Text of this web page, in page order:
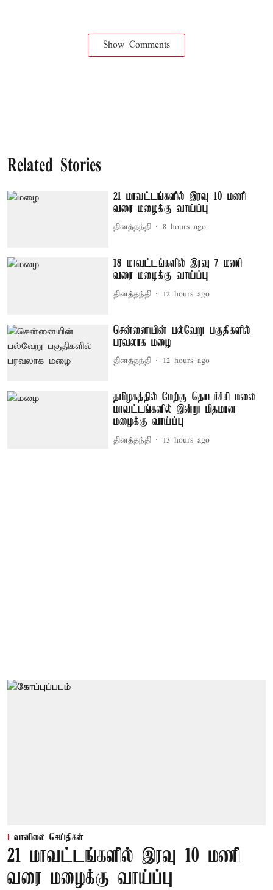
Show Comments
Related Stories
21 மாவட்டங்களில் இரவு 10 மணி
வரை மழைக்கு வாய்ப்பு
தினத்தந்தி 8 hours ago
18 மாவட்டங்களில் இரவு 7 மணி
வரை மழைக்கு வாய்ப்பு
தினத்தந்தி 12 hours ago
சென்னையின் பல்வேறு பகுதிகளில்
பரவலாக மழை
தினத்தந்தி 12 hours ago
தமிழகத்தில் மேற்கு தொடர்ச்சி மலை
மாவட்டங்களில் இன்று மிதமான
மழைக்கு வாய்ப்பு
தினத்தந்தி 13 hours ago
வானிலை செய்திகள்
21 மாவட்டங்களில் இரவு 10 மணி
வரை மழைக்கு வாய்ப்பு